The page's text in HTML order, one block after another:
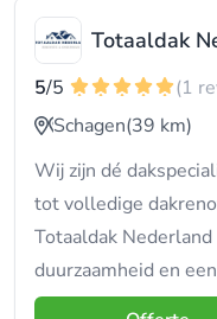
Totaaldak
5/5
(1
Schagen(39 km)
Wij zijn dé
tot volledige
Totaaldak
duurzaamheid en